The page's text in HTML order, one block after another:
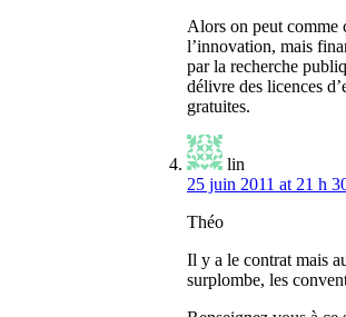
Alors on peut comme
l’innovation, mais
par la recherche
délivre des licences
gratuites.
lin
25 juin 2011 at 21 h
Théo
Il y a le contrat mais
surplombe, les